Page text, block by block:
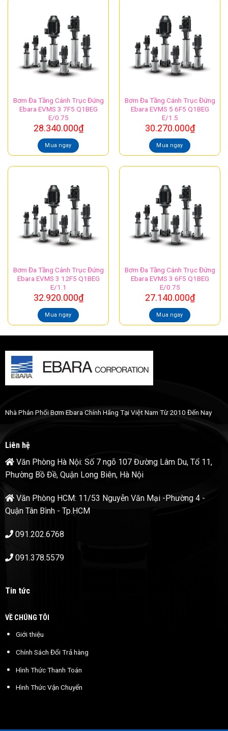
Bơm Đa Tầng Cánh Trục Đứng
Ebara EVMS 3 7F5 Q1BEG
E/0.75
28.340.000₫
Mua ngay
Bơm Đa Tầng Cánh Trục Đứng
Ebara EVMS 5 6F5 Q1BEG
E/1.5
30.270.000₫
Mua ngay
Bơm Đa Tầng Cánh Trục Đứng
Ebara EVMS 3 12F5 Q1BEG
E/1.1
32.920.000₫
Mua ngay
Bơm Đa Tầng Cánh Trục Đứng
Ebara EVMS 3 6F5 Q1BEG
E/0.75
27.140.000₫
Mua ngay
Nhà Phân Phối Bơm Ebara Chính Hãng Tại Việt Nam Từ 2010 Đến Nay
Liên hệ
Văn Phòng Hà Nội: Số 7 ngõ 107 Đường Lâm Du, Tổ 11,
Phường Bồ Đề, Quận Long Biên, Hà Nội
Văn Phòng HCM: 11/53 Nguyễn Văn Mại -Phường 4 -
Quận Tân Bình - Tp.HCM
091.202.6768
091.378.5579
Tin tức
VỀ CHÚNG TÔI
Giới thiệu
Chính Sách Đổi Trả hàng
Hình Thức Thanh Toán
Hình Thức Vận Chuyển